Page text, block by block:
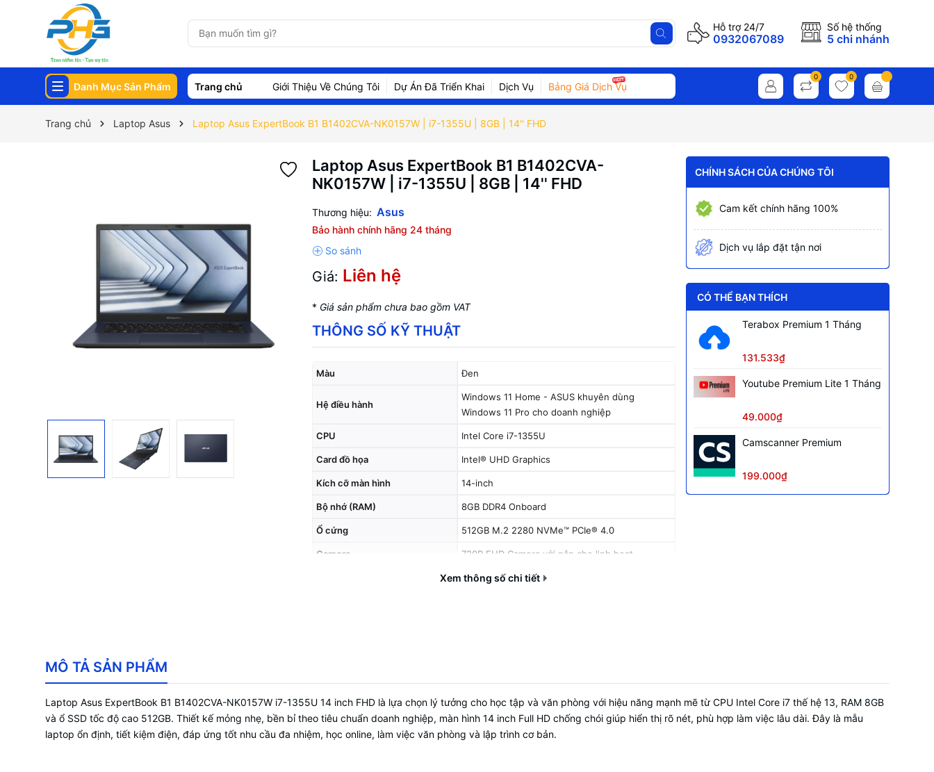
Hỗ trợ 24/7
0932067089
Số hệ thống
5 chi nhánh
Danh Mục Sản Phẩm Trang chủ Giới Thiệu Về Chúng Tôi Dự Án Đã Triển Khai Dịch Vụ Bảng Giá Dịch Vụ
0 0
Trang chủ Laptop Asus Laptop Asus ExpertBook B1 B1402CVA-NK0157W | i7-1355U | 8GB | 14'' FHD
Laptop Asus ExpertBook B1 B1402CVA-
NK0157W | i7-1355U | 8GB | 14'' FHD
Thương hiệu: Asus
Bảo hành chính hãng 24 tháng
Giá: Liên hệ
* Giá sản phẩm chưa bao gồm VAT
THÔNG SỐ KỸ THUẬT
Màu Đen
Hệ điều hành
Windows 11 Home - ASUS khuyên dùng
Windows 11 Pro cho doanh nghiệp
CPU Intel Core i7-1355U
Card đồ họa Intel® UHD Graphics
Kích cỡ màn hình 14-inch
Bộ nhớ (RAM) 8GB DDR4 Onboard
Ổ cứng 512GB M.2 2280 NVMe™ PCIe® 4.0
Camera 720P FHD Camera với nắp che linh hoạt
42WHrs, 3S1P, 3-cell Li-ion
Âm thanh Audio by Dirac; Built-in speaker
Kết nối mạng
Wi-Fi 6 (802.11ax) (Dual band) 2*2 + Bluetooth®
5.2 Wireless Card
Xem thông số chi tiết
CHÍNH SÁCH CỦA CHÚNG TÔI
Cam kết chính hãng 100%
Dịch vụ lắp đặt tận nơi
CÓ THỂ BẠN THÍCH
Terabox Premium 1 Tháng
131.533₫
Youtube Premium Lite 1 Tháng
49.000₫
Camscanner Premium
199.000₫
MÔ TẢ SẢN PHẨM
Laptop Asus ExpertBook B1 B1402CVA-NK0157W i7-1355U 14 inch FHD là lựa chọn lý tưởng cho học tập và văn phòng với hiệu năng mạnh mẽ từ CPU Intel Core i7 thế hệ 13, RAM 8GB
và ổ SSD tốc độ cao 512GB. Thiết kế mỏng nhẹ, bền bỉ theo tiêu chuẩn doanh nghiệp, màn hình 14 inch Full HD chống chói giúp hiển thị rõ nét, phù hợp làm việc lâu dài. Đây là mẫu
laptop ổn định, tiết kiệm điện, đáp ứng tốt nhu cầu đa nhiệm, học online, làm việc văn phòng và lập trình cơ bản.